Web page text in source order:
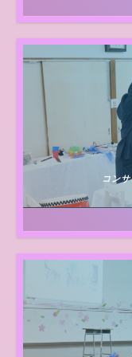
コン